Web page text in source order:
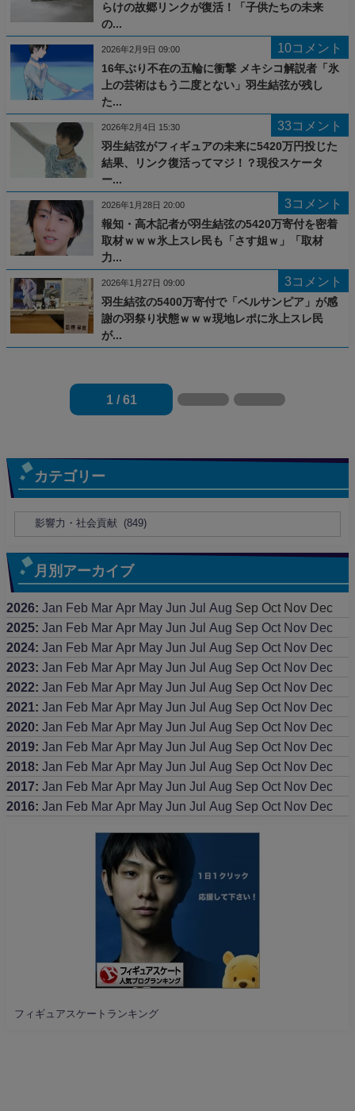
らけの故郷リンクが復活！「子供たちの未来
の...
10コメント
16年ぶり不在の五輪に衝撃 メキシコ解説者「氷
上の芸術はもう二度とない」羽生結弦が残し
た...
2026年2月9日 09:00
33コメント
羽生結弦がフィギュアの未来に5420万円投じた
結果、リンク復活ってマジ！？現役スケータ
ー...
2026年2月4日 15:30
3コメント
報知・高木記者が羽生結弦の5420万寄付を密着
取材ｗｗｗ氷上スレ民も「さす姐ｗ」「取材
力...
2026年1月28日 20:00
3コメント
羽生結弦の5400万寄付で「ベルサンピア」が感
謝の羽祭り状態ｗｗｗ現地レポに氷上スレ民
が...
2026年1月27日 09:00
1 / 61
カテゴリー
月別アーカイブ
2026: Jan Feb Mar Apr May Jun Jul Aug Sep Oct Nov Dec
2025: Jan Feb Mar Apr May Jun Jul Aug Sep Oct Nov Dec
2024: Jan Feb Mar Apr May Jun Jul Aug Sep Oct Nov Dec
2023: Jan Feb Mar Apr May Jun Jul Aug Sep Oct Nov Dec
2022: Jan Feb Mar Apr May Jun Jul Aug Sep Oct Nov Dec
2021 : Jan Feb Mar Apr May Jun Jul Aug Sep Oct Nov Dec
2020: Jan Feb Mar Apr May Jun Jul Aug Sep Oct Nov Dec
2019: Jan Feb Mar Apr May Jun Jul Aug Sep Oct Nov Dec
2018: Jan Feb Mar Apr May Jun Jul Aug Sep Oct Nov Dec
2017: Jan Feb Mar Apr May Jun Jul Aug Sep Oct Nov Dec
2016: Jan Feb Mar Apr May Jun Jul Aug Sep Oct Nov Dec
フィギュアスケートランキング